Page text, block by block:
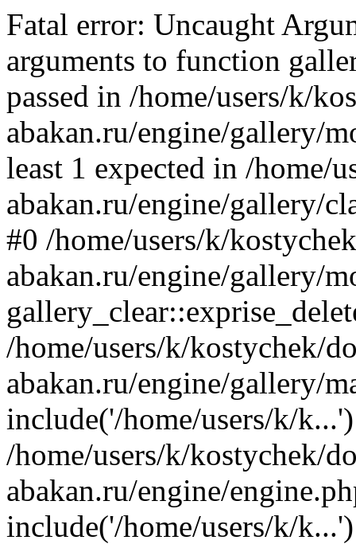
Fatal error: Uncaught
arguments to function
passed in /home/users/k/
abakan.ru/engine/gallery/
least 1 expected in /home/
abakan.ru/engine/gallery/
#0 /home/users/k/
abakan.ru/engine/gallery/
/home/users/k/kostychek/
abakan.ru/engine/gallery/
include('/home/users/k/
/home/users/k/kostychek/
abakan.ru/engine/
include('/home/users/k/